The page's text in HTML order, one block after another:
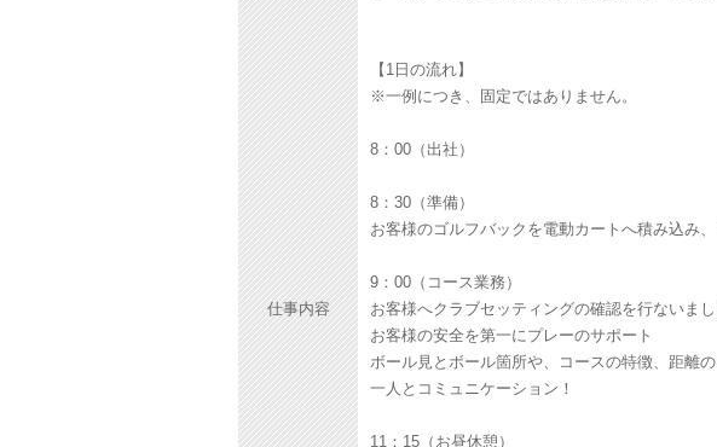
仕事内容
【1日の流れ】
※一例につき、固定ではありません。
8：00（出社）
8：30（準備）
お客様のゴルフバックを電動カートへ積み込み
9：00（コース業務）
お客様へクラブセッティングの確認を行ないま
お客様の安全を第一にプレーのサポート
ボール見とボール箇所や、コースの特徴、距離
一人とコミュニケーション！
11：15（お昼休憩）